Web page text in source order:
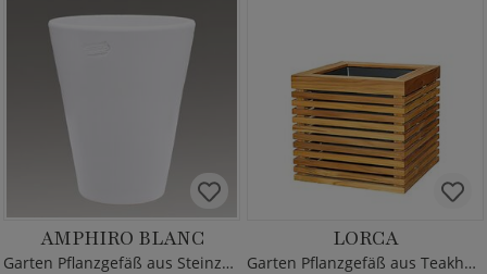
AMPHIRO BLANC
Garten Pflanzgefäß aus Steinzeug
LORCA
Garten Pflanzgefäß aus Teakholz